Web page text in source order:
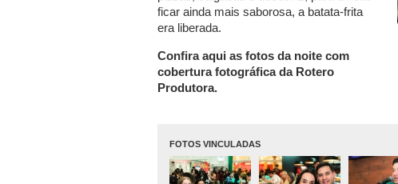
ficar ainda mais saborosa, a batata-frita
era liberada.
Confira aqui as fotos da noite com
cobertura fotográfica da Rotero
Produtora.
FOTOS VINCULADAS